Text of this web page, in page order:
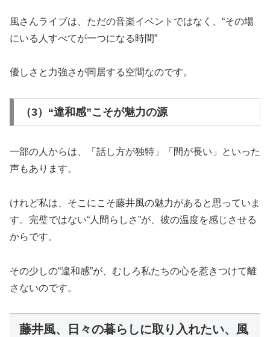
風さんライブは、ただの音楽イベントではなく、“その場
にいる人すべてが一つになる時間”
優しさと力強さが同居する空間なのです。
（3）“違和感”こそが魅力の源
一部の人からは、「話し方が独特」「間が長い」といった
声もあります。
けれど私は、そこにこそ藤井風の魅力があると思っていま
す。完璧ではない“人間らしさ”が、彼の温度を感じさせる
からです。
その少しの“違和感”が、むしろ私たちの心を惹きつけて離
さないのです。
藤井風、日々の暮らしに取り入れたい、風